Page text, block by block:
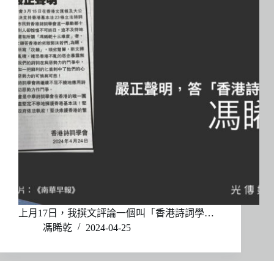
上月17日，我撰文評論一個叫「香港詩詞學…
馮睎乾
2024-04-25